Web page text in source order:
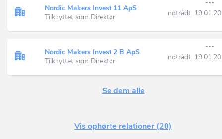
Nordic Makers Invest 11 ApS
Tilknyttet som Direktør
Indtrådt:
Nordic Makers Invest 2 B ApS
Tilknyttet som Direktør
Indtrådt:
Se dem alle
Vis ophørte relationer (20)